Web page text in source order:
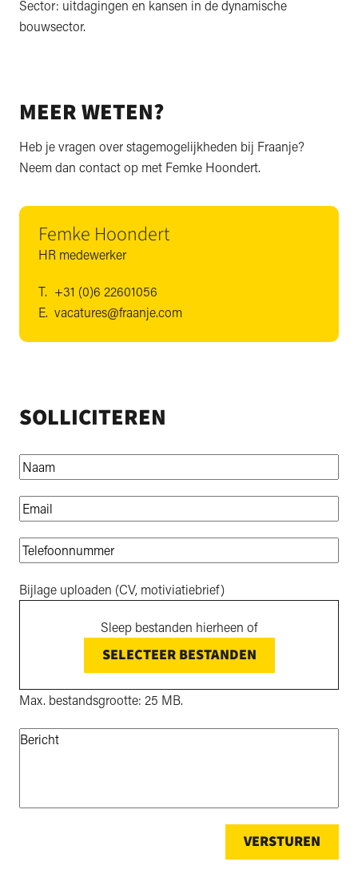
Sector: uitdagingen en kansen in de dynamische
bouwsector.
MEER WETEN?
Heb je vragen over stagemogelijkheden bij Fraanje?
Neem dan contact op met Femke Hoondert.
Femke Hoondert
HR medewerker
T. +31 (0)6 22601056
E. vacatures@fraanje.com
SOLLICITEREN
Naam*
Email*
Telefoonnummer*
Bijlage uploaden (CV, motiviatiebrief)
Sleep bestanden hierheen of
SELECTEER BESTANDEN
Max. bestandsgrootte: 25 MB.
Bericht*